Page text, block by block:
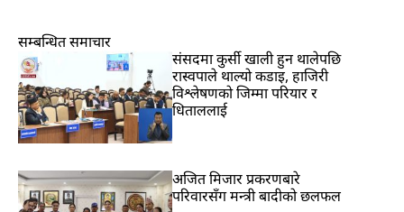
सम्बन्धित समाचार
संसदमा कुर्सी खाली हुन थालेपछि
रास्वपाले थाल्यो कडाइ, हाजिरी
विश्लेषणको जिम्मा परियार र
धिताललाई
अजित मिजार प्रकरणबारे
परिवारसँग मन्त्री बादीको छलफल